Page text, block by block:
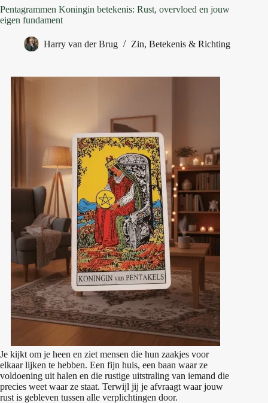
Pentagrammen Koningin betekenis: Rust, overvloed en jouw
eigen fundament
Harry van der Brug Zin, Betekenis & Richting
Je kijkt om je heen en ziet mensen die hun zaakjes voor
elkaar lijken te hebben. Een fijn huis, een baan waar ze
voldoening uit halen en die rustige uitstraling van iemand die
precies weet waar ze staat. Terwijl jij je afvraagt waar jouw
rust is gebleven tussen alle verplichtingen door.